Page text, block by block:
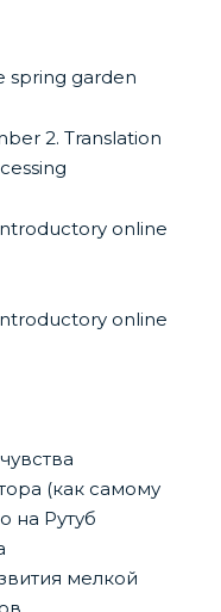
spring garden
2. Translation
online
online
(как самому
на Рутуб
мелкой